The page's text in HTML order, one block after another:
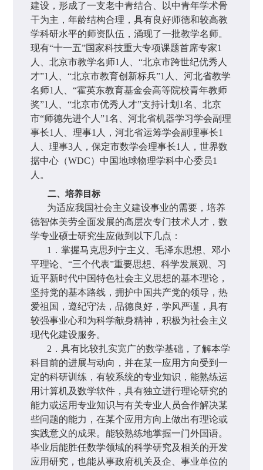
建设，形成了一支老中青结合、以中青年学术骨
干为主，年龄结构合理，具有良好师德和较高教
学科研水平的师资队伍，涌现了一批教学名师。
现有“十一五”国家科技重大专项课题首席专家1
人、北京市教学名师1人、“北京市跨世纪优秀人
才”1人、“北京市教育创新标兵”1人、河北省教学
名师1人、“霍英东教育基金会高等院校青年教师
奖”1人、“北京市优秀人才”支持计划 1名、北京
市“师德先进个人”1名、河北省机器学习学会副理
事长1人、理事1人，河北省运筹学会副理事长1
人、理事3人，保定市数学会理事长1人，世界数
据中心（WDC）中国地球物理学科中心委员1
人。
二、培养目标
为适应我国社会主义建设事业的需要，培养
德智体美劳全面发展的高层次专门技术人才，数
学专业硕士研究生应做到以下几点：
1 ．掌握马克思列宁主义、毛泽东思想、邓小
平理论、“三个代表”重要思想、科学发展观、习
近平新时代中国特色社会主义思想的基本理论，
坚持党的基本路线，拥护中国共产党的领导，热
爱祖国，遵纪守法，品德良好，学风严谨，具有
较强事业心和为科学献身精神，积极为社会主义
现代化建设服务。
2 ．具有比较扎实宽广的数学基础，了解本学
科目前的进展与动向，并在某一应用方向受到一
定的科研训练，有较系统的专业知识，能熟练运
用计算机及数学软件，具有独立进行理论研究的
能力或运用专业知识与有关专业人员合作解决某
些问题的能力，在某个应用方向上做出有理论或
实践意义的成果。能较熟练地掌握一门外国语。
毕业后能胜任数学领域的科学研究及相关的开发
应用研究，也能从事政府机关及企、事业单位的